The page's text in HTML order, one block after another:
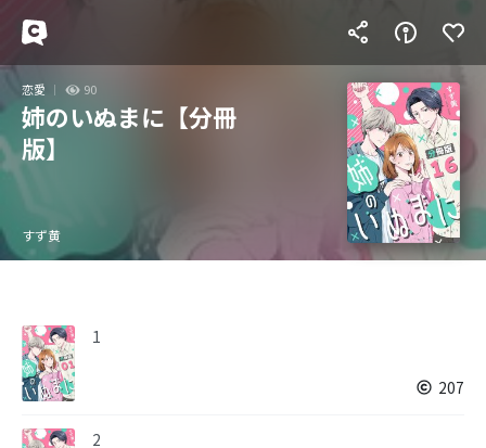
恋愛 90
姉のいぬまに【分冊
版】
すず黄
1
207
2